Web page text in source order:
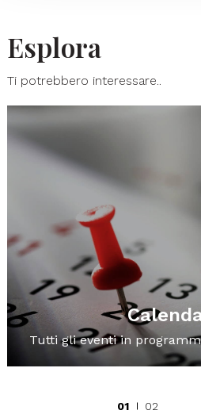
Esplora
Ti potrebbero interessare..
Tutti gli eventi in
01 02